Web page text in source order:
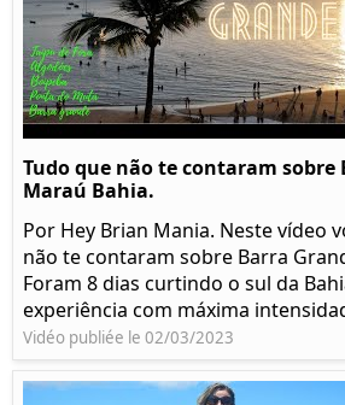
Tudo que não te contaram sobre
Maraú Bahia.
Por Hey Brian Mania. Neste vídeo
não te contaram sobre Barra
Foram 8 dias curtindo o sul da
experiência com máxima
Vidéo publiée le 02/03/2023